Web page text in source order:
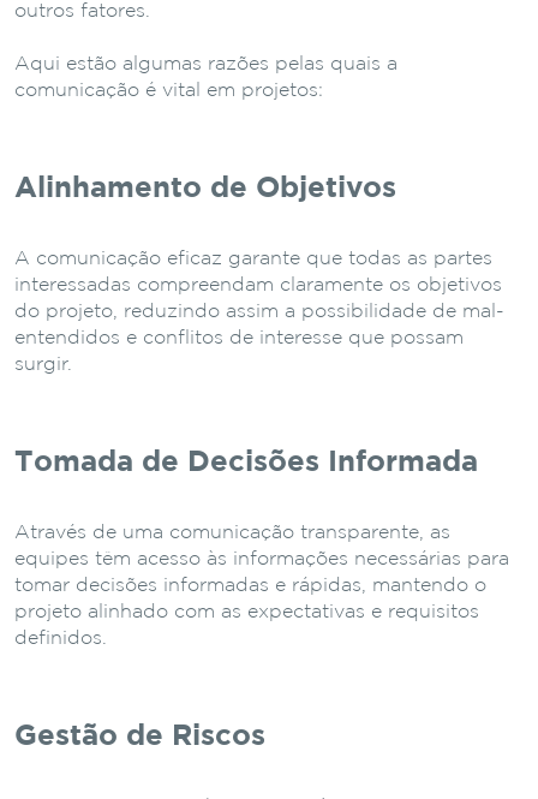
outros fatores.
Aqui estão algumas razões pelas quais a
comunicação é vital em projetos:
Alinhamento de Objetivos
A comunicação eficaz garante que todas as partes
interessadas compreendam claramente os objetivos
do projeto, reduzindo assim a possibilidade de mal-
entendidos e conflitos de interesse que possam
surgir.
Tomada de Decisões Informada
Através de uma comunicação transparente, as
equipes têm acesso às informações necessárias para
tomar decisões informadas e rápidas, mantendo o
projeto alinhado com as expectativas e requisitos
definidos.
Gestão de Riscos